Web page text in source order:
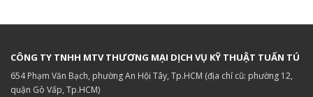
CÔNG TY TNHH MTV THƯƠNG MẠI DỊCH VỤ KỸ THUẬT TUẤN TÚ
654 Phạm Văn Bạch, phường An Hội Tây, Tp.HCM (địa chỉ cũ: phường 12,
quận Gò Vấp, Tp.HCM)